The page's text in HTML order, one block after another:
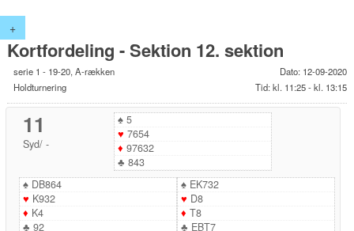
+
Kortfordeling - Sektion 12. sektion
serie 1 - 19-20, A-rækken
Holdturnering
Dato: 12-09-2020
Tid: kl. 11:25 - kl. 13:15
11
Syd/ -
♠5
♥ 7654
♦ 97632
♣ 843
♠DB864
♥ K932
♦ K4
♣ 92
♠EK732
♥ D8
♦ T8
♣ EBT7